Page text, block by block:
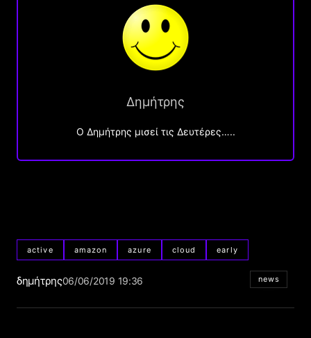
Δημήτρης
O Δημήτρης μισεί τις Δευτέρες…..
active amazon azure cloud early
δημήτρης06/06/2019 19:36 news